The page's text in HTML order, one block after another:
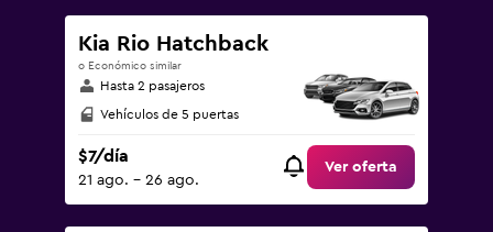
Kia Rio Hatchback
o Económico similar
Hasta 2 pasajeros
Vehículos de 5 puertas
$7/día
21 ago. - 26 ago.
Ver oferta